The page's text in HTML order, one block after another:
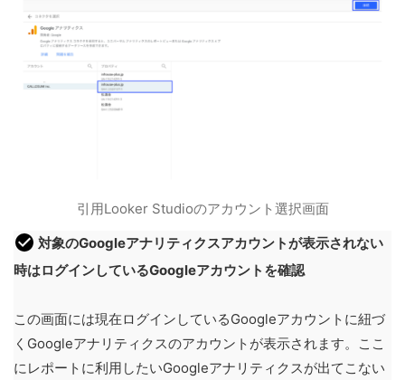
引用Looker Studioのアカウント選択画面
対象のGoogleアナリティクスアカウントが表示されない
時はログインしているGoogleアカウントを確認
この画面には現在ログインしているGoogleアカウントに紐づ
くGoogleアナリティクスのアカウントが表示されます。ここ
にレポートに利用したいGoogleアナリティクスが出てこない